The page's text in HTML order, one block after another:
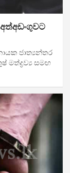
ජාත්‍යන්තර
මත්ද්‍රව්‍ය සමඟ